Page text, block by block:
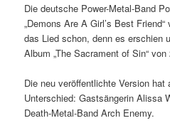
Die deutsche Power-Metal-Band
„Demons Are A Girl’s Best
das Lied schon, denn es erschien
Album „The Sacrament of Sin“ von
Die neu veröffentlichte Version hat
Unterschied: Gastsängerin Alissa
Death-Metal-Band Arch Enemy.